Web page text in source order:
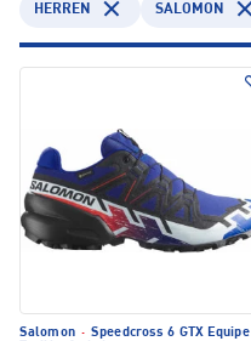
HERREN SALOMON
Salomon · Speedcross 6 GTX Equipe